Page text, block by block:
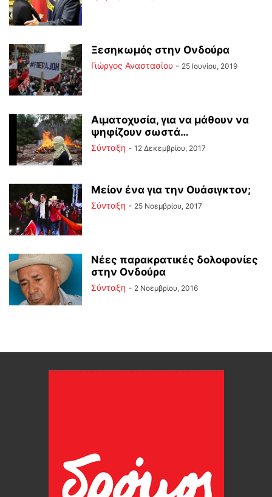
Ξεσηκωμός στην Ονδούρα
Γιώργος Αναστασίου - 25 Ιουνίου, 2019
Αιματοχυσία, για να μάθουν να
ψηφίζουν σωστά…
Σύνταξη - 12 Δεκεμβρίου, 2017
Μείον ένα για την Ουάσιγκτον;
Σύνταξη - 25 Νοεμβρίου, 2017
Νέες παρακρατικές δολοφονίες
στην Ονδούρα
Σύνταξη - 2 Νοεμβρίου, 2016